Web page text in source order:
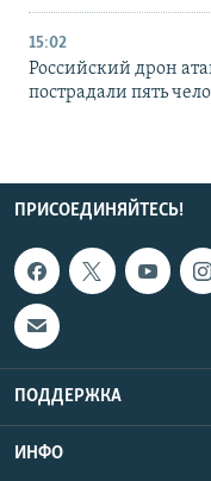
15:02
Российский дрон
пострадали пять
ПРИСОЕДИНЯЙТЕСЬ!
ПОДДЕРЖКА
ИНФО